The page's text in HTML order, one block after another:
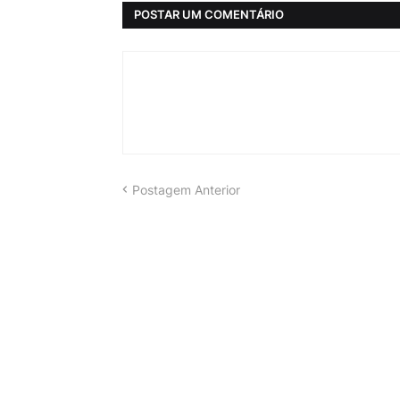
POSTAR UM COMENTÁRIO
Postagem Anterior